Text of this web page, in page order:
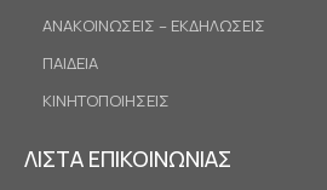
ΑΝΑΚΟΙΝΩΣΕΙΣ – ΕΚΔΗΛΩΣΕΙΣ
ΠΑΙΔΕΙΑ
ΚΙΝΗΤΟΠΟΙΗΣΕΙΣ
ΛΙΣΤΑ ΕΠΙΚΟΙΝΩΝΙΑΣ